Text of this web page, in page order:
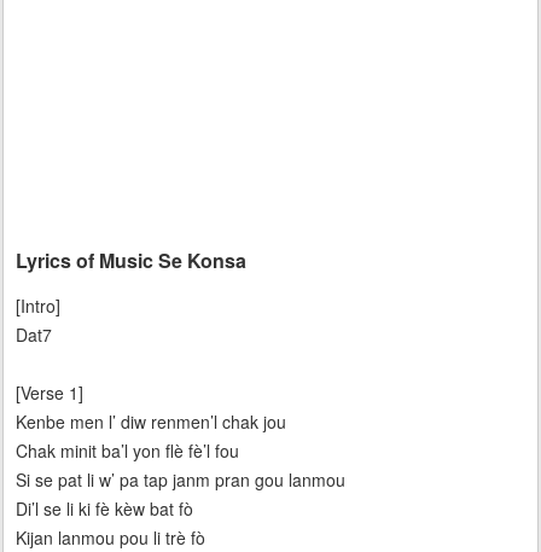
Lyrics of Music Se Konsa
[Intro]
Dat7
[Verse 1]
Kenbe men l’ diw renmen’l chak jou
Chak minit ba’l yon flè fè’l fou
Si se pat li w’ pa tap janm pran gou lanmou
Di’l se li ki fè kèw bat fò
Kijan lanmou pou li trè fò